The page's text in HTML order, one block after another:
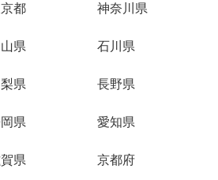
都 神奈川県
県 石川県
県 長野県
県 愛知県
県 京都府